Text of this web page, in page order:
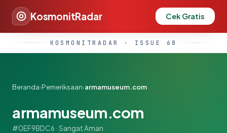
KosmonitRadar Cek Gratis
KOSMONITRADAR · ISSUE 68
Beranda›Pemeriksaan›armamuseum.com
armamuseum.com
#0EF9BDC6 · Sangat Aman